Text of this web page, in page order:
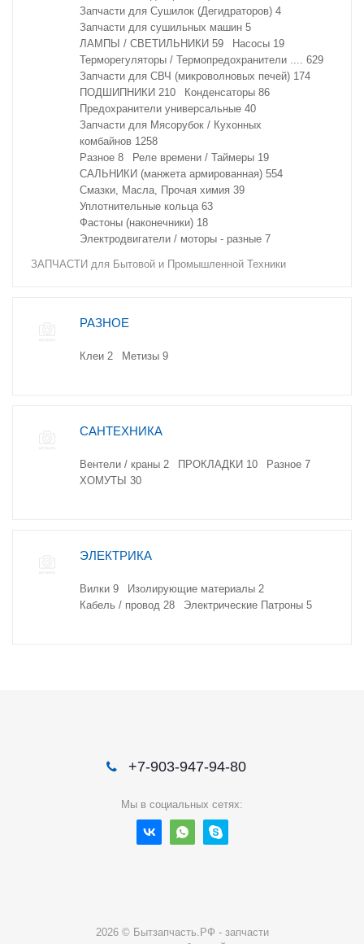
Запчасти для Сушилок (Дегидраторов) 4
Запчасти для сушильных машин 5
ЛАМПЫ / СВЕТИЛЬНИКИ 59 Насосы 19
Терморегуляторы / Термопредохранители .... 629
Запчасти для СВЧ (микроволновых печей) 174
ПОДШИПНИКИ 210 Конденсаторы 86
Предохранители универсальные 40
Запчасти для Мясорубок / Кухонных
комбайнов 1258
Разное 8 Реле времени / Таймеры 19
САЛЬНИКИ (манжета армированная) 554
Смазки, Масла, Прочая химия 39
Уплотнительные кольца 63
Фастоны (наконечники) 18
Электродвигатели / моторы - разные 7
ЗАПЧАСТИ для Бытовой и Промышленной Техники
РАЗНОЕ
Клеи 2 Метизы 9
САНТЕХНИКА
Вентели / краны 2 ПРОКЛАДКИ 10 Разное 7
ХОМУТЫ 30
ЭЛЕКТРИКА
Вилки 9 Изолирующие материалы 2
Кабель / провод 28 Электрические Патроны 5
+7-903-947-94-80
Мы в социальных сетях:
2026 © Бытзапчасть.РФ - запчасти